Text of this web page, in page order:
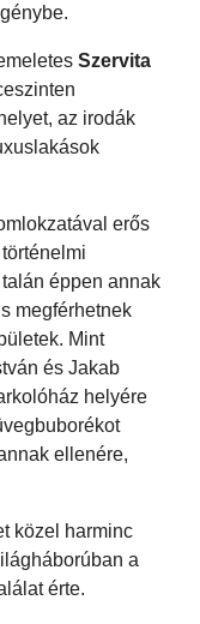
Szervita
az irodák
erős
éppen annak
megférhetnek
Mint
és Jakab
helyére
ellenére,
közel harminc
a
érte.